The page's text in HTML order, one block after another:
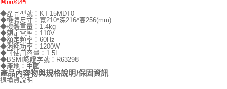
◆產品型號：KT-15MDT0
◆機體尺寸：寬210*深216*高256(mm)
◆機體重量：1.4kg
◆額定電壓：110V
◆額定頻率：60Hz
◆消耗功率：1200W
◆可使用容量：1.5L
◆BSMI認證字號：R63298
◆產地：中國
產品內容物與規格說明/保固資訊
退換貨說明